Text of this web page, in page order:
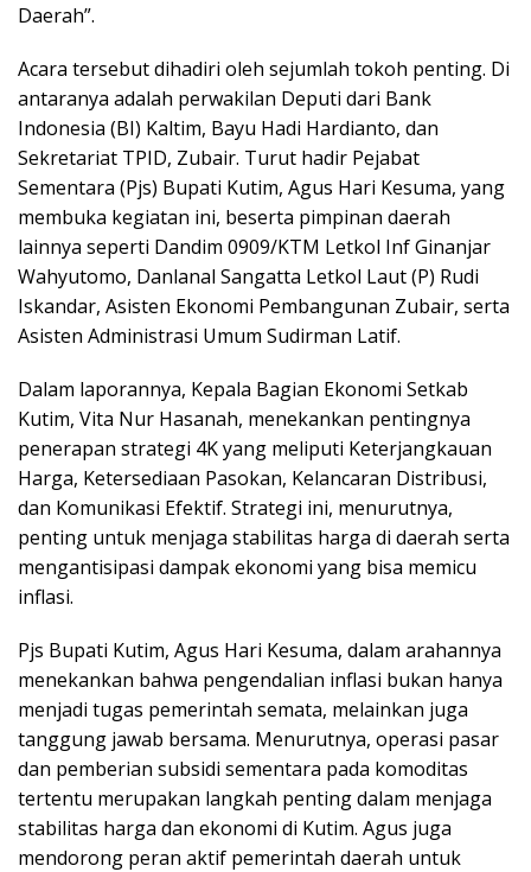
Daerah”.
Acara tersebut dihadiri oleh sejumlah tokoh penting. Di
antaranya adalah perwakilan Deputi dari Bank
Indonesia (BI) Kaltim, Bayu Hadi Hardianto, dan
Sekretariat TPID, Zubair. Turut hadir Pejabat
Sementara (Pjs) Bupati Kutim, Agus Hari Kesuma, yang
membuka kegiatan ini, beserta pimpinan daerah
lainnya seperti Dandim 0909/KTM Letkol Inf Ginanjar
Wahyutomo, Danlanal Sangatta Letkol Laut (P) Rudi
Iskandar, Asisten Ekonomi Pembangunan Zubair, serta
Asisten Administrasi Umum Sudirman Latif.
Dalam laporannya, Kepala Bagian Ekonomi Setkab
Kutim, Vita Nur Hasanah, menekankan pentingnya
penerapan strategi 4K yang meliputi Keterjangkauan
Harga, Ketersediaan Pasokan, Kelancaran Distribusi,
dan Komunikasi Efektif. Strategi ini, menurutnya,
penting untuk menjaga stabilitas harga di daerah serta
mengantisipasi dampak ekonomi yang bisa memicu
inflasi.
Pjs Bupati Kutim, Agus Hari Kesuma, dalam arahannya
menekankan bahwa pengendalian inflasi bukan hanya
menjadi tugas pemerintah semata, melainkan juga
tanggung jawab bersama. Menurutnya, operasi pasar
dan pemberian subsidi sementara pada komoditas
tertentu merupakan langkah penting dalam menjaga
stabilitas harga dan ekonomi di Kutim. Agus juga
mendorong peran aktif pemerintah daerah untuk